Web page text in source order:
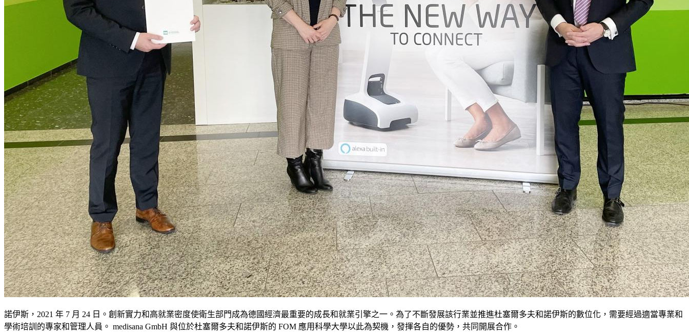
諾伊斯，2021 年 7 月 24 日。創新實力和高就業密度使衛生部門成為德國經濟最重要的成長和就業引擎之一。為了不斷發展該行業並推進杜塞爾多夫和諾伊斯的數位化，需要經過適當專業和
學術培訓的專家和管理人員。 medisana GmbH 與位於杜塞爾多夫和諾伊斯的 FOM 應用科學大學以此為契機，發揮各自的優勢，共同開展合作。